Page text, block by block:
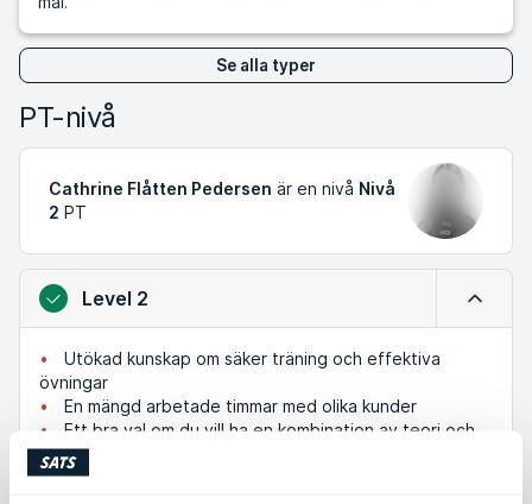
Se alla typer
PT-nivå
Cathrine Flåtten Pedersen är en nivå Nivå
2 PT
Level 2
Utökad kunskap om säker träning och effektiva
övningar
En mängd arbetade timmar med olika kunder
Ett bra val om du vill ha en kombination av teori och
lång praktisk erfarenhet